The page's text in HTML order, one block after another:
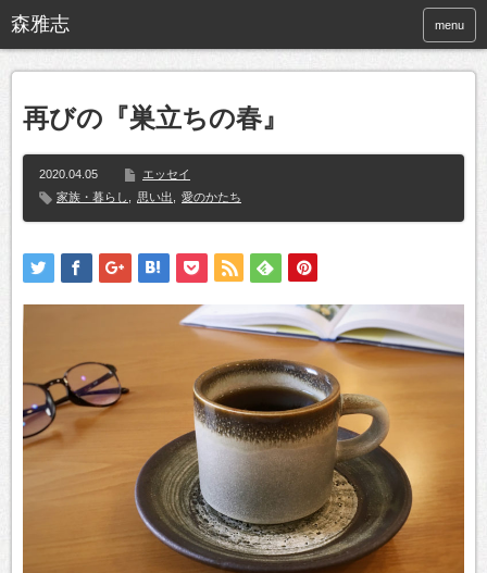
menu
再びの『巣立ちの春』
2020.04.05
エッセイ
家族・暮らし
思い出 愛のかたち